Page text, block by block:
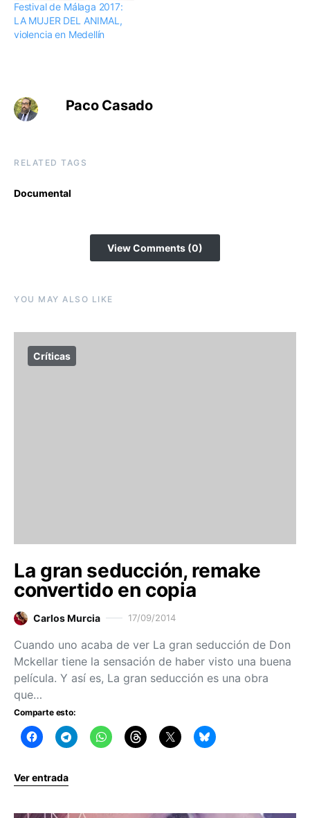
Festival de Málaga 2017:
LA MUJER DEL ANIMAL,
violencia en Medellín
Paco Casado
RELATED TAGS
Documental
View Comments (0)
YOU MAY ALSO LIKE
Críticas
La gran seducción, remake
convertido en copia
Carlos Murcia 17/09/2014
Cuando uno acaba de ver La gran seducción de Don
Mckellar tiene la sensación de haber visto una buena
película. Y así es, La gran seducción es una obra
que…
Comparte esto:
Ver entrada